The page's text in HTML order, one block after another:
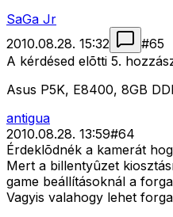
SaGa Jr
2010.08.28. 15:32
#65
A kérdésed elõtti 5.
Asus P5K, E8400, 8GB
antigua
2010.08.28. 13:59#64
Érdeklõdnék a kamerát
Mert a billentyûzet
game beállításoknál a
Vagyis valahogy lehet